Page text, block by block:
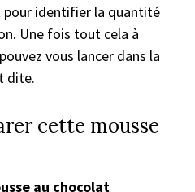
pour identifier la quantité
Une fois tout cela à
vous lancer dans la
dite.
cette mousse
au chocolat